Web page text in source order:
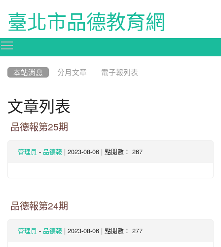
臺北市品德教育網
本站消息 分月文章 電子報列表
文章列表
品德報第25期
管理員 - 品德報 | 2023-08-06 | 點閱數： 267
品德報第24期
管理員 - 品德報 | 2023-08-06 | 點閱數： 277